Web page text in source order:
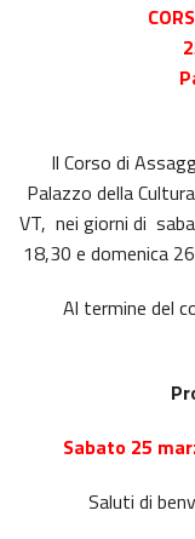
Il Corso di
Palazzo della
VT, nei giorni di
18,30 e domenica
Al termine del
Sabato 25
Saluti di